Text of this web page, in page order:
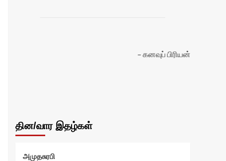
கனவுப் பிரியன்
தின/வார இதழ்கள்
அமுதசுரபி